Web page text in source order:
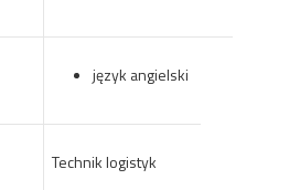
język angielski
Technik logistyk